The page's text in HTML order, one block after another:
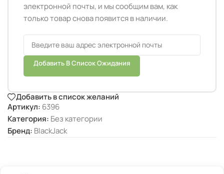
электронной почты, и мы сообщим вам, как
только товар снова появится в наличии.
Добавить В Список Ожидания
Добавить в список желаний
Артикул: 6396
Категория: Без категории
Бренд: BlackJack